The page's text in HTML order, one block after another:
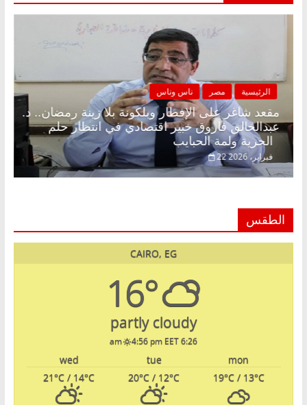
الرئيسية مصر ناس وناس
مقعد شاغر على الإفطار وبلكونة بلا زينة رمضان.. د.
عبدالخالق فاروق خبير اقتصادي في انتظار حلم
22 فبراير، 2026
الطقس
CAIRO, EG
16°
partly cloudy
6:26 am
4:56 pm EET
mon
tue
wed
19°C/ 13°C
20°C / 12°C
21°C / 14°C